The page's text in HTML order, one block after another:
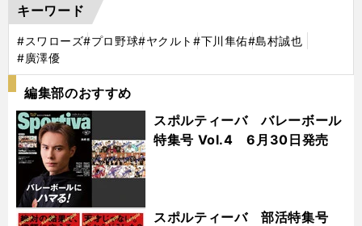
キーワード
#スワローズ#プロ野球#ヤクルト #下川隼佑#島村誠也
#廣澤優
編集部のおすすめ
スポルティーバ バレーボール
特集号 Vol.4 6月30日発売
スポルティーバ 部活特集号